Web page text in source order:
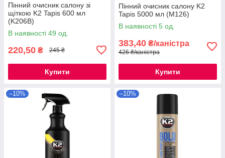
Пінний очисник салону зі
щіткою K2 Tapis 600 мл
(K206B)
В наявності 49 од.
220,50 ₴ 245 ₴
Купити
Пінний очисник салону K2
Tapis 5000 мл (M126)
В наявності 5 од.
383,40 ₴/каністра
426 ₴/каністра
Купити
–10% –10%